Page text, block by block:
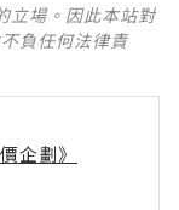
立場。因此本站對
負任何法律責
企劃》